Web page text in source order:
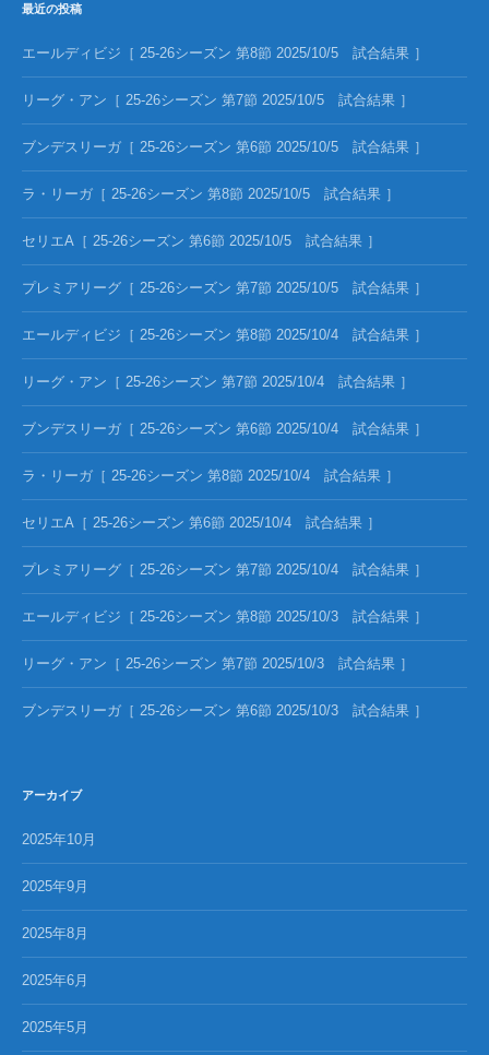
最近の投稿
エールディビジ［ 25-26シーズン 第8節 2025/10/5 試合結果 ］
リーグ・アン［ 25-26シーズン 第7節 2025/10/5 試合結果 ］
ブンデスリーガ［ 25-26シーズン 第6節 2025/10/5 試合結果 ］
ラ・リーガ［ 25-26シーズン 第8節 2025/10/5 試合結果 ］
セリエA［ 25-26シーズン 第6節 2025/10/5 試合結果 ］
プレミアリーグ［ 25-26シーズン 第7節 2025/10/5 試合結果 ］
エールディビジ［ 25-26シーズン 第8節 2025/10/4 試合結果 ］
リーグ・アン［ 25-26シーズン 第7節 2025/10/4 試合結果 ］
ブンデスリーガ［ 25-26シーズン 第6節 2025/10/4 試合結果 ］
ラ・リーガ［ 25-26シーズン 第8節 2025/10/4 試合結果 ］
セリエA［ 25-26シーズン 第6節 2025/10/4 試合結果 ］
プレミアリーグ［ 25-26シーズン 第7節 2025/10/4 試合結果 ］
エールディビジ［ 25-26シーズン 第8節 2025/10/3 試合結果 ］
リーグ・アン［ 25-26シーズン 第7節 2025/10/3 試合結果 ］
ブンデスリーガ［ 25-26シーズン 第6節 2025/10/3 試合結果 ］
アーカイブ
2025年10月
2025年9月
2025年8月
2025年6月
2025年5月